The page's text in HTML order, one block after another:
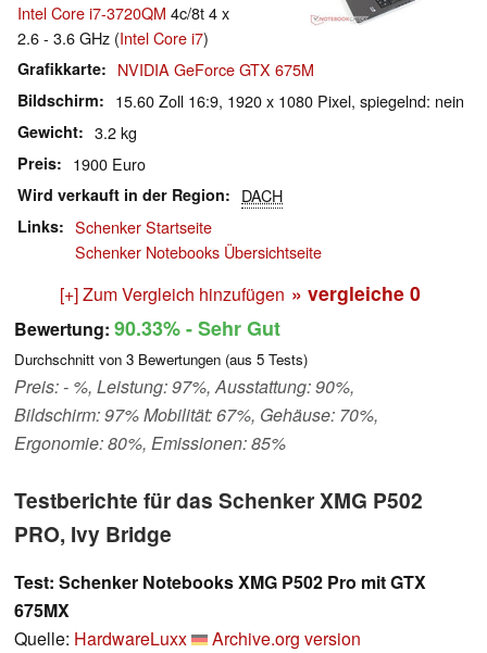
Intel Core i7-3720QM 4c/8t 4 x
2.6 - 3.6 GHz (Intel Core i7)
Grafikkarte NVIDIA GeForce GTX 675M
Bildschirm 15.60 Zoll 16:9, 1920 x 1080 Pixel, spiegelnd: nein
Gewicht 3.2 kg
Preis 1900 Euro
Wird verkauft in der Region DACH
Links
Schenker Startseite
Schenker Notebooks Übersichtseite
[+] Zum Vergleich hinzufügen » vergleiche 0
Bewertung: 90.33%- Sehr Gut
Durchschnitt von 3 Bewertungen (aus 5 Tests)
Preis: - %, Leistung: 97%, Ausstattung: 90%,
Bildschirm: 97% Mobilität: 67%, Gehäuse: 70%,
Ergonomie: 80%, Emissionen: 85%
Testberichte für das Schenker XMG P502
PRO, Ivy Bridge
Test: Schenker Notebooks XMG P502 Pro mit GTX
675MX
Quelle: HardwareLuxx
Archive.org version